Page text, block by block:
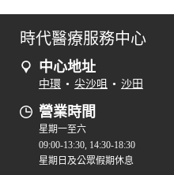
時代醫療服務中心
中心地址
中環 • 尖沙咀 • 沙田
營業時間
星期一至六
09:00-13:30, 14:30-18:30
星期日及公眾假期休息